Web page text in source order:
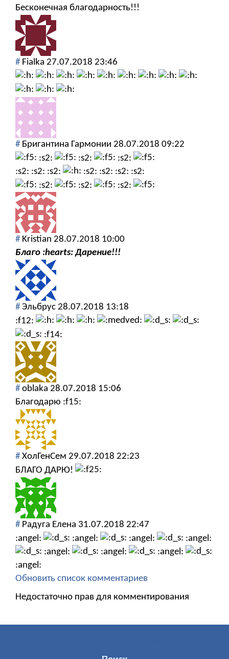
Бесконечная благодарность!!!
# Fialka 27.07.2018 23:46
# Бригантина Гармонии 28.07.2018 09:22
:s2:
:s2:
:s2:
:s2: :s2: :s2:
:s2: :s2: :s2: :s2:
:s2:
:s2: :s2:
# Kristian 28.07.2018 10:00
Благо :hearts: Дарение!!!
# Эльбрус 28.07.2018 13:18
:f12:
:f14:
# oblaka 28.07.2018 15:06
Благодарю :f15:
# ХолГенСем 29.07.2018 22:23
БЛАГО ДАРЮ!
# Радуга Елена 31.07.2018 22:47
:angel:
:angel: :angel:
:angel:
:angel:
:angel:
:angel:
:angel:
Обновить список комментариев
Недостаточно прав для комментирования